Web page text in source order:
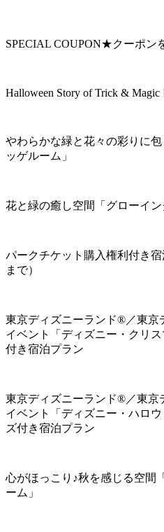
SPECIAL COUPON★クーポン
Halloween Story of Trick & Magic
やわらかな緑と花々の彩りに
ッゲルーム」
花と緑の癒し空間「グローイン
パークチケット購入権利付き
まで）
東京ディズニーランド®／東
イベント「ディズニー・クリ
付き宿泊プラン
東京ディズニーランド®／東
イベント「ディズニー・ハロ
ズ付き宿泊プラン
心がほっこり♪秋を感じる空間
ーム」